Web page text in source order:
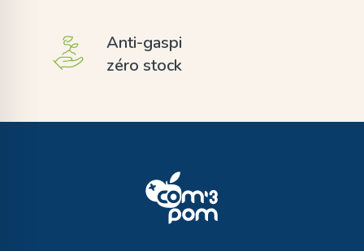
Anti-gaspi
zéro stock